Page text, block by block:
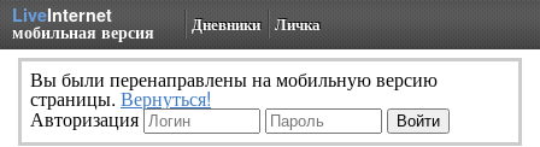
LiveInternet
мобильная версия Дневники Личка
Вы были перенаправлены на мобильную версию
страницы. Вернуться!
Авторизация